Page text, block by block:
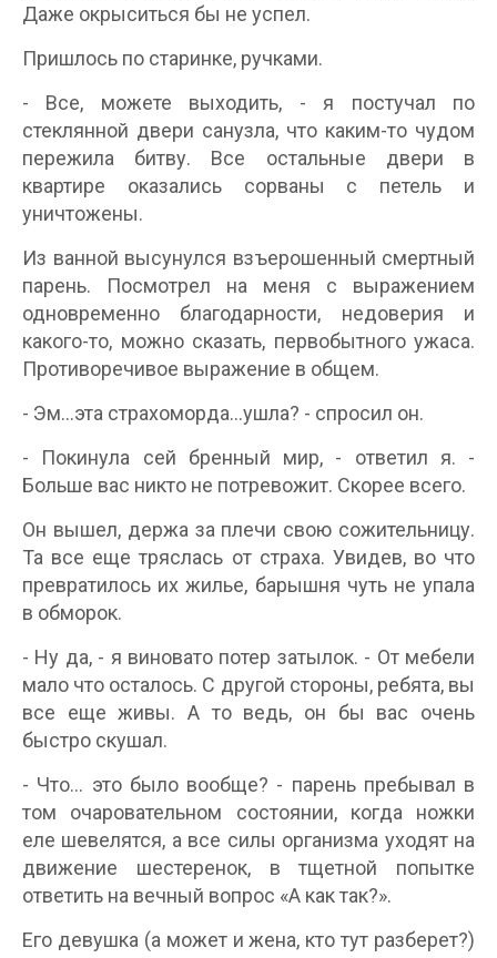
Даже окрыситься бы не успел.
Пришлось по старинке, ручками.
- Все, можете выходить, - я постучал по
стеклянной двери санузла, что каким-то чудом
пережила битву. Все остальные двери в
квартире оказались сорваны с петель и
уничтожены.
Из ванной высунулся взъерошенный смертный
парень. Посмотрел на меня с выражением
одновременно благодарности, недоверия и
какого-то, можно сказать, первобытного ужаса.
Противоречивое выражение в общем.
- Эм...эта страхоморда...ушла? - спросил он.
- Покинула сей бренный мир, - ответил я. -
Больше вас никто не потревожит. Скорее всего.
Он вышел, держа за плечи свою сожительницу.
Та все еще тряслась от страха. Увидев, во что
превратилось их жилье, барышня чуть не упала
в обморок.
- Ну да, - я виновато потер затылок. - От мебели
мало что осталось. С другой стороны, ребята, вы
все еще живы. А то ведь, он бы вас очень
быстро скушал.
- Что... это было вообще? - парень пребывал в
том очаровательном состоянии, когда ножки
еле шевелятся, а все силы организма уходят на
движение шестеренок, в тщетной попытке
ответить на вечный вопрос «А как так?».
Его девушка (а может и жена, кто тут разберет?)